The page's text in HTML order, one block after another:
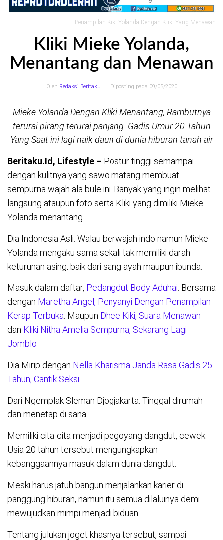
Penampilan Kiki Yolanda Dengan Kliki Yang Menawan
Kliki Mieke Yolanda,
Menantang dan Menawan
Oleh Redaksi Beritaku Diposting pada 09/05/2020
Mieke Yolanda Dengan Kliki Menantang, Rambutnya
terurai pirang terurai panjang. Gadis Umur 20 Tahun
Yang Saat ini lagi naik daun di dunia hiburan tanah air
Beritaku.Id, Lifestyle – Postur tinggi semampai
dengan kulitnya yang sawo matang membuat
sempurna wajah ala bule ini. Banyak yang ingin melihat
langsung ataupun foto serta Kliki yang dimiliki Mieke
Yolanda menantang.
Dia Indonesia Asli. Walau berwajah indo namun Mieke
Yolanda mengaku sama sekali tak memiliki darah
keturunan asing, baik dari sang ayah maupun ibunda.
Masuk dalam daftar, Pedangdut Body Aduhai . Bersama
dengan Maretha Angel, Penyanyi Dengan Penampilan
Kerap Terbuka . Maupun Dhee Kiki, Suara Menawan
dan Kliki Nitha Amelia Sempurna, Sekarang Lagi
Jomblo
Dia Mirip dengan Nella Kharisma Janda Rasa Gadis 25
Tahun, Cantik Seksi
Dari Ngemplak Sleman Djogjakarta. Tinggal dirumah
dan menetap di sana.
Memiliki cita-cita menjadi pegoyang dangdut, cewek
Usia 20 tahun tersebut mengungkapkan
kebanggaannya masuk dalam dunia dangdut.
Meski harus jatuh bangun menjalankan karier di
panggung hiburan, namun itu semua dilaluinya demi
mewujudkan mimpi menjadi biduan
Tentang julukan joget khasnya tersebut, sampai